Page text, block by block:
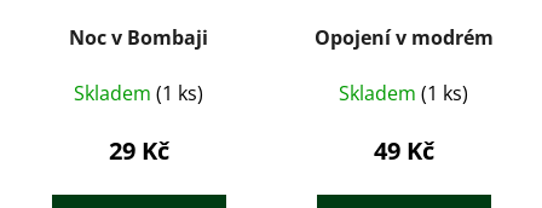
Noc v Bombaji
Skladem (1 ks)
29 Kč
Opojení v modrém
Skladem (1 ks)
49 Kč